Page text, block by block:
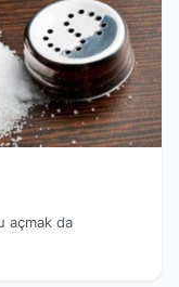
açmak da